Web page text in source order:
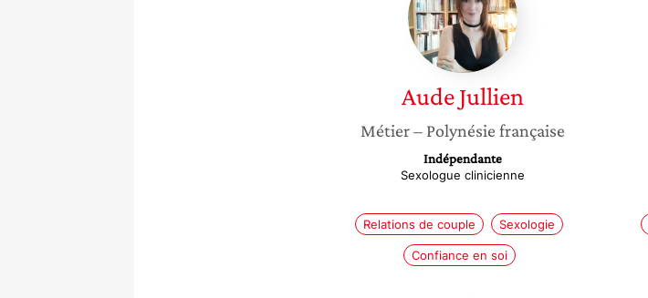
AudeJullien
Métier– Polynésie française
Indépendante
Sexologue clinicienne
Relations de couple Sexologie
Confiance en soi